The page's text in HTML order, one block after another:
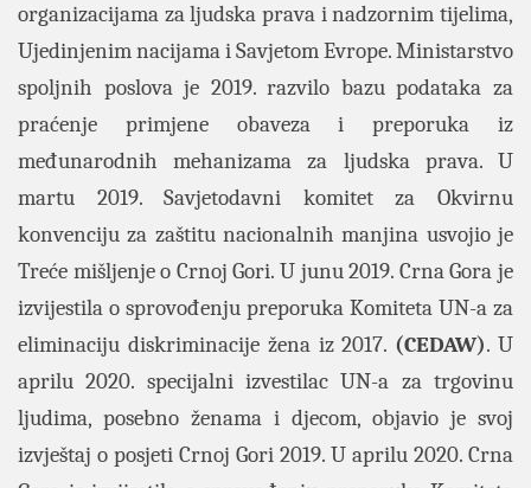
organizacijama za ljudska prava i nadzornim tijelima,
Ujedinjenim nacijama i Savjetom Evrope. Ministarstvo
spoljnih poslova je 2019. razvilo bazu podataka za
praćenje primjene obaveza i preporuka iz
međunarodnih mehanizama za ljudska prava. U
martu 2019. Savjetodavni komitet za Okvirnu
konvenciju za zaštitu nacionalnih manjina usvojio je
Treće mišljenje o Crnoj Gori. U junu 2019. Crna Gora je
izvijestila o sprovođenju preporuka Komiteta UN-a za
eliminaciju diskriminacije žena iz 2017. (CEDAW). U
aprilu 2020. specijalni izvestilac UN-a za trgovinu
ljudima, posebno ženama i djecom, objavio je svoj
izvještaj o posjeti Crnoj Gori 2019. U aprilu 2020. Crna